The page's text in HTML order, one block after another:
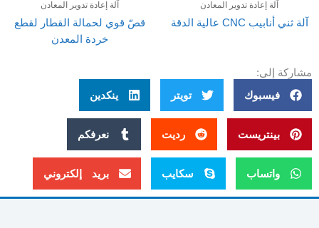
آلة إعادة تدوير المعادن
آلة ثني أنابيب CNC عالية الدقة
آلة إعادة تدوير المعادن
قصّ قوي لحمالة القطار لقطع
خردة المعدن
مشاركة إلى:
فيسبوك تويتر ينكدين
بينتريست رديت نعرفكم
واتساب سكايب بريد إلكتروني